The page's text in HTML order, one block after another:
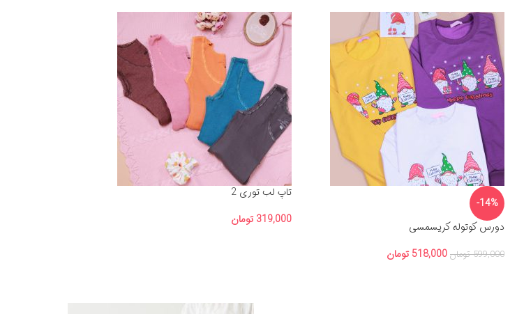
-14%
دورس کوتوله کریسمسی
599,000 تومان 518,000 تومان
تاپ لب توری 2
319,000 تومان